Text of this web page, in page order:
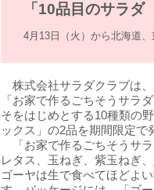
「10品目のサラ
4月13日（火）から北海道
株式会社サラダクラブは
「お家で作るごちそうサラ
そをはじめとする10種類の
ックス」の2品を期間限定で
「お家で作るごちそうサ
レタス、玉ねぎ、紫玉ねぎ
ゴーヤは生で食べてほどよ